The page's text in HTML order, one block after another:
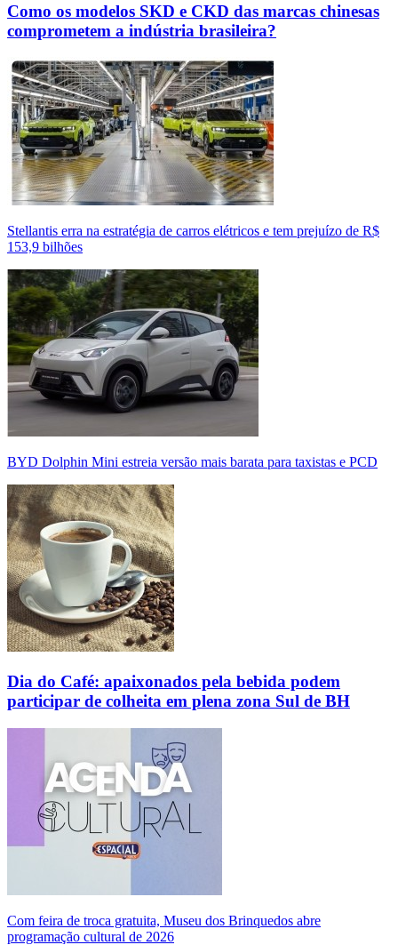
Como os modelos SKD e CKD das marcas chinesas
comprometem a indústria brasileira?
Stellantis erra na estratégia de carros elétricos e tem prejuízo de R$
153,9 bilhões
BYD Dolphin Mini estreia versão mais barata para taxistas e PCD
Dia do Café: apaixonados pela bebida podem
participar de colheita em plena zona Sul de BH
Com feira de troca gratuita, Museu dos Brinquedos abre
programação cultural de 2026